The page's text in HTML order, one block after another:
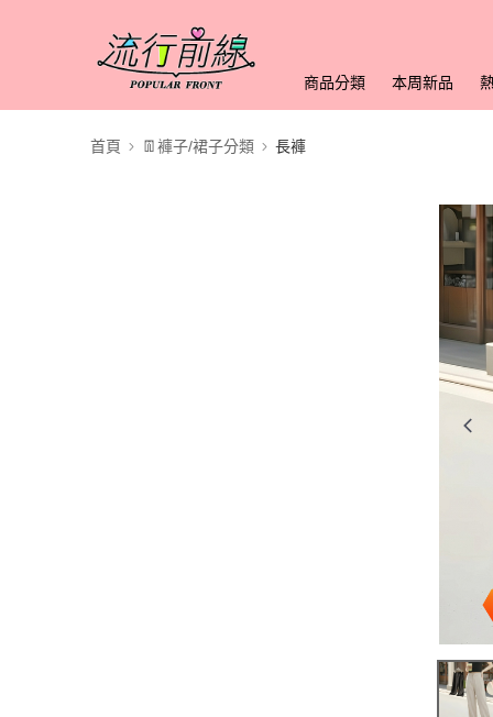
商品分類 本周新品
首頁 👖褲子/裙子分類 長褲